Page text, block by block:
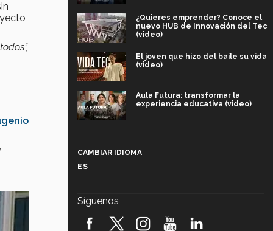
¿Quieres emprender? Conoce el
nuevo HUB de Innovación del Tec
(video)
El joven que hizo del baile su vida
(video)
Aula Futura: transformar la
experiencia educativa (video)
robótica FIRST 2026! (video)
CAMBIAR IDIOMA
ES
Síguenos